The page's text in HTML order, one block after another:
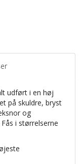
udført i en høj
på skuldre, bryst
og
i størrelserne